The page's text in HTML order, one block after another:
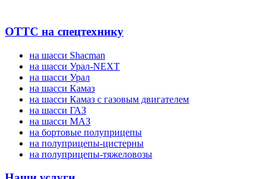
ОТТС на спецтехнику
на шасси Shacman
на шасси Урал-NEXT
на шасси Урал
на шасси Камаз
на шасси Камаз с газовым двигателем
на шасси ГАЗ
на шасси МАЗ
на бортовые полуприцепы
на полуприцепы-цистерны
на полуприцепы-тяжеловозы